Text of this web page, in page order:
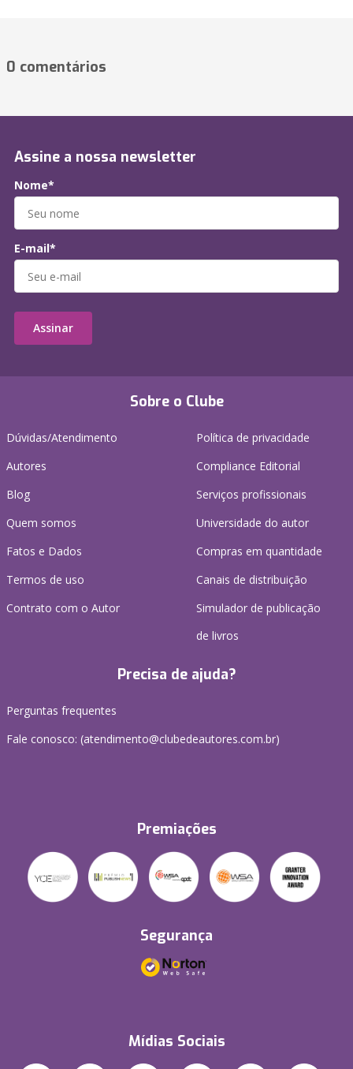
0 comentários
Sobre o Clube
Dúvidas/Atendimento
Autores
Blog
Quem somos
Fatos e Dados
Termos de uso
Contrato com o Autor
Política de privacidade
Compliance Editorial
Serviços profissionais
Universidade do autor
Compras em quantidade
Canais de distribuição
Simulador de publicação
de livros
Precisa de ajuda?
Perguntas frequentes
Fale conosco: (atendimento@clubedeautores.com.br)
Premiações
Segurança
Mídias Sociais
Assine a nossa newsletter
Nome*
E-mail*
Assinar